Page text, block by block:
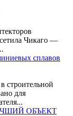
Чикаго —
сплавов
строительной
для
ОБЪЕКТ